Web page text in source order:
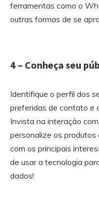
ferramentas como o
outras formas de se
4 – Conheça seu
Identifique o perfil dos
preferidas de contato e
Invista na interação
personalize os produtos
com os principais
de usar a tecnologia
dados!